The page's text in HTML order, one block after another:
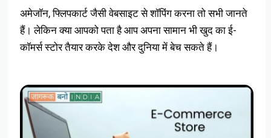
अमेजॉन, फ्लिपकार्ट जैसी वेबसाइट से शॉपिंग करना तो सभी जानते
हैं। लेकिन क्या आपको पता है आप अपना सामान भी खुद का ई-
कॉमर्स स्टोर तैयार करके देश और दुनिया में बेच सकते हैं।